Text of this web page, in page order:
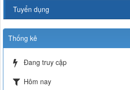
Tuyển dụng
Thống kê
Đang truy cập
Hôm nay